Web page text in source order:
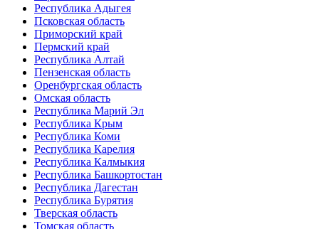
Республика Адыгея
Псковская область
Приморский край
Пермский край
Республика Алтай
Пензенская область
Оренбургская область
Омская область
Республика Марий Эл
Республика Крым
Республика Коми
Республика Карелия
Республика Калмыкия
Республика Башкортостан
Республика Дагестан
Республика Бурятия
Тверская область
Томская область